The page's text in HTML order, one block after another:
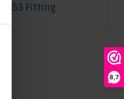
8,7
G53 Fitting